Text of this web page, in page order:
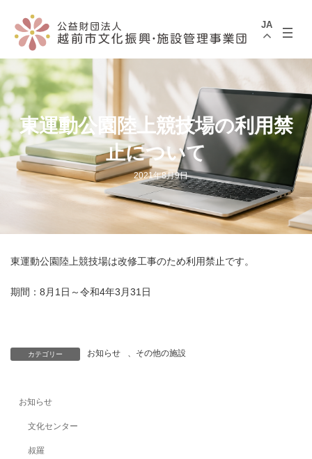
へ
ス
キ
ッ
プ
ョ
ン
に
移
動
JA
東運動公園陸上競技場の利用禁
止について
2021年8月9日
東運動公園陸上競技場は改修工事のため利用禁止です。
期間：8月1日～令和4年3月31日
カテゴリー お知らせ その他の施設
お知らせ
文化センター
叔羅